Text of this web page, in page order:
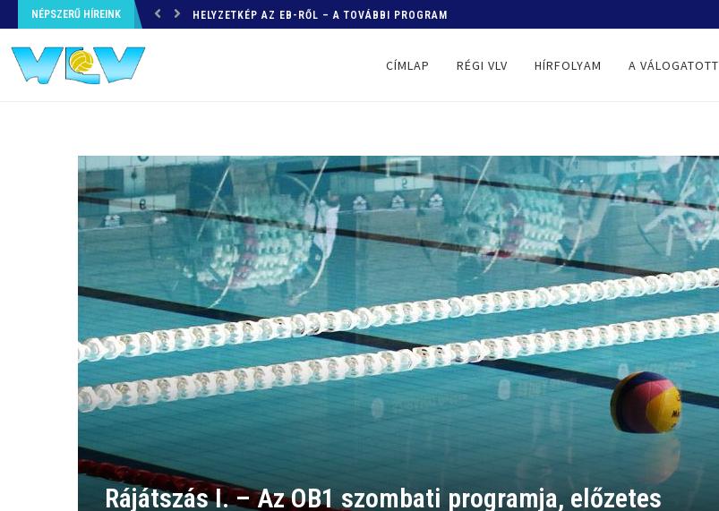
NÉPSZERŰ HÍREINK HELYZETKÉP AZ EB-RŐL – A TOVÁBBI PROGRAM
CÍMLAP RÉGI VLV HÍRFOLYAM A VÁLOGATOTT
Rájátszás I. – Az OB1 szombati programja, előzetes